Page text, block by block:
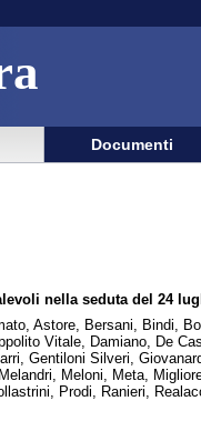
Documenti
nella seduta del 24
Astore, Bersani, Bindi,
Vitale, Damiano, De
Gentiloni Silveri,
Meloni, Meta,
Prodi, Ranieri,